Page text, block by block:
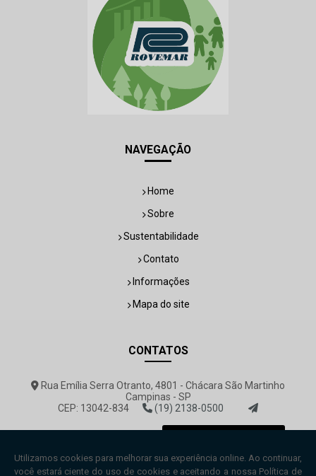
NAVEGAÇÃO
Home
Sobre
Sustentabilidade
Contato
Informações
Mapa do site
CONTATOS
Rua Emília Serra Otranto, 4801 - Chácara São Martinho
Campinas - SP
CEP: 13042-834
(19) 2138-0500